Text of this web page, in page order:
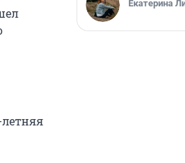
Екатерина